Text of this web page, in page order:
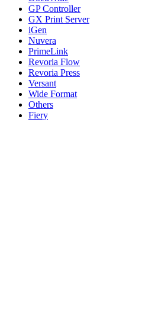
GP Controller
GX Print Server
iGen
Nuvera
PrimeLink
Revoria Flow
Revoria Press
Versant
Wide Format
Others
Fiery